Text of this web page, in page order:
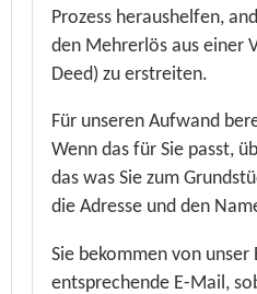
Prozess heraushelfen,
den Mehrerlös aus einer
Deed) zu erstreiten.
Für unseren Aufwand
Wenn das für Sie passt,
das was Sie zum
die Adresse und den
Sie bekommen von
entsprechende E-Mail,